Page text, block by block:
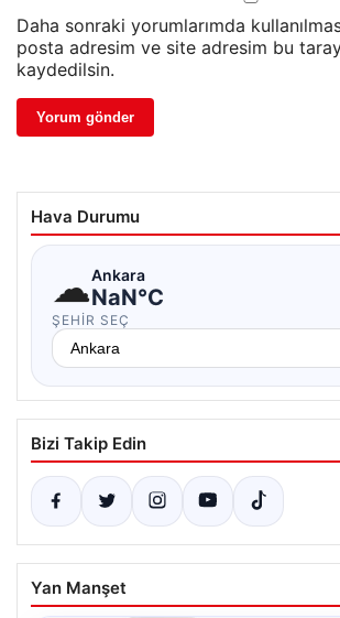
Daha sonraki yorumlarımda
posta adresim ve site adresim bu
kaydedilsin.
Hava Durumu
☁Ankara
NaN°C
ŞEHIR SEÇ
Bizi Takip Edin
Yan Manşet